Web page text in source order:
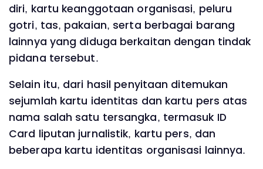
diri, kartu keanggotaan organisasi, peluru
gotri, tas, pakaian, serta berbagai barang
lainnya yang diduga berkaitan dengan tindak
pidana tersebut.
Selain itu, dari hasil penyitaan ditemukan
sejumlah kartu identitas dan kartu pers atas
nama salah satu tersangka, termasuk ID
Card liputan jurnalistik, kartu pers, dan
beberapa kartu identitas organisasi lainnya.